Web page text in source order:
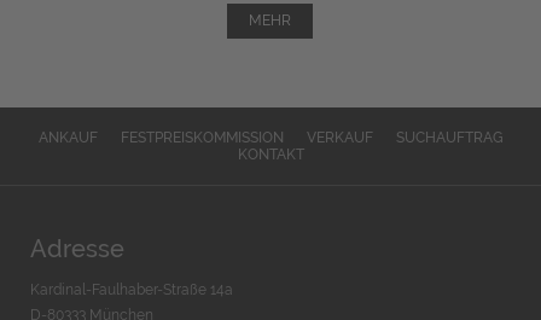
MEHR
ANKAUF FESTPREISKOMMISSION VERKAUF
SUCHAUFTRAG
KONTAKT
Adresse
Kardinal-Faulhaber-Straße 14a
D-80333 München